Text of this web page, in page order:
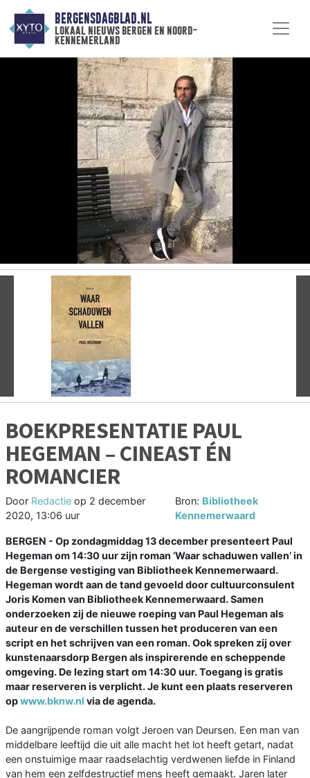
BERGENSDAGBLAD.NL
lokaal nieuws bergen en noord-
kennemerland
BOEKPRESENTATIE PAUL
HEGEMAN – CINEAST ÉN
ROMANCIER
Door Redactie op 2 december
2020, 13:06 uur
Bron: Bibliotheek
Kennemerwaard
BERGEN - Op zondagmiddag 13 december presenteert Paul
Hegeman om 14:30 uur zijn roman ‘Waar schaduwen vallen’ in
de Bergense vestiging van Bibliotheek Kennemerwaard.
Hegeman wordt aan de tand gevoeld door cultuurconsulent
Joris Komen van Bibliotheek Kennemerwaard. Samen
onderzoeken zij de nieuwe roeping van Paul Hegeman als
auteur en de verschillen tussen het produceren van een
script en het schrijven van een roman. Ook spreken zij over
kunstenaarsdorp Bergen als inspirerende en scheppende
omgeving. De lezing start om 14:30 uur. Toegang is gratis
maar reserveren is verplicht. Je kunt een plaats reserveren
opwww.bknw.nl via de agenda.
De aangrijpende roman volgt Jeroen van Deursen. Een man van
middelbare leeftijd die uit alle macht het lot heeft getart, nadat
een onstuimige maar raadselachtig verdwenen liefde in Finland
van hem een zelfdestructief mens heeft gemaakt. Jaren later